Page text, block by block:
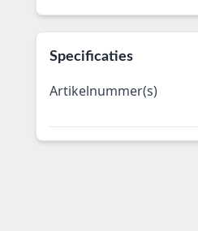
Specificaties
Artikelnummer(s)